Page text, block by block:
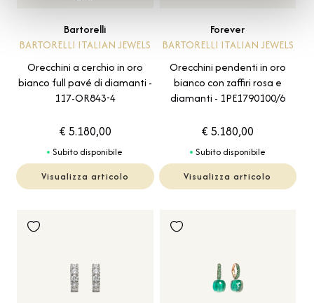
Bartorelli
BARTORELLI ITALIAN JEWELS
Orecchini a cerchio in oro
bianco full pavé di diamanti -
117-OR843-4
€ 5.180,00
Subito disponibile
Visualizza articolo
Forever
BARTORELLI ITALIAN JEWELS
Orecchini pendenti in oro
bianco con zaffiri rosa e
diamanti - 1PE1790100/6
€ 5.180,00
Subito disponibile
Visualizza articolo